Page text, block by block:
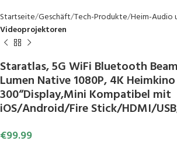
Startseite Geschäft Tech-Produkte Heim-Audio
Videoprojektoren
Staratlas, 5G WiFi Bluetooth
Lumen Native 1080P, 4K
300“Display,Mini Kompatibel mit
iOS/Android/Fire Stick/HDMI/
€99.99